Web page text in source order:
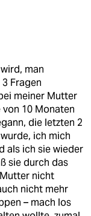
man
Fragen
meiner Mutter
10 Monaten
die letzten 2
ich mich
als ich sie wieder
sie durch das
nicht
nicht mehr
– mach los